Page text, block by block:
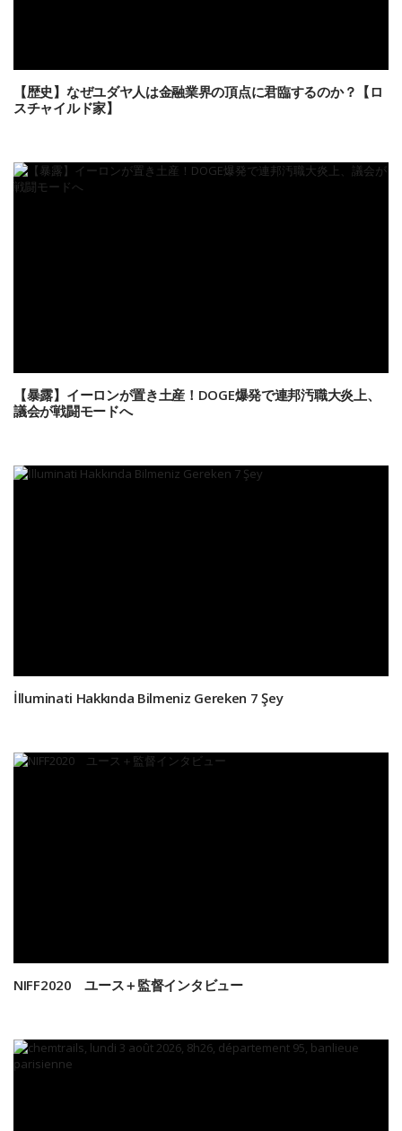
【歴史】なぜユダヤ人は金融業界の頂点に君臨するのか？【ロ
スチャイルド家】
【暴露】イーロンが置き土産！DOGE爆発で連邦汚職大炎上、
議会が戦闘モードへ
İlluminati Hakkında Bilmeniz Gereken 7 Şey
NIFF2020 ユース＋監督インタビュー